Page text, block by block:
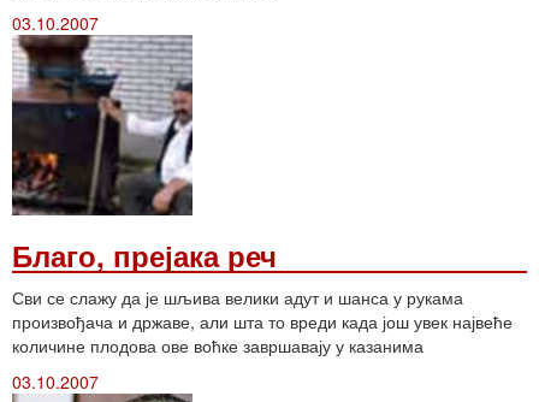
03.10.2007
Благо, прејака реч
Сви се слажу да је шљива велики адут и шанса у рукама
произвођача и државе, али шта то вреди када још увек највеће
количине плодова ове воћке завршавају у казанима
03.10.2007